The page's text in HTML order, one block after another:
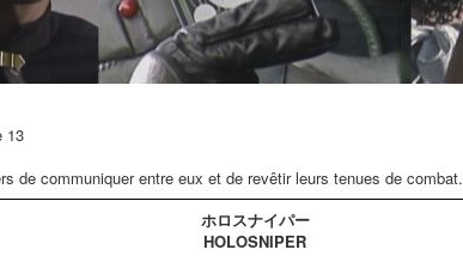
13
de communiquer entre eux et de revêtir leurs tenues de combat.
ホロスナイパー
HOLOSNIPER